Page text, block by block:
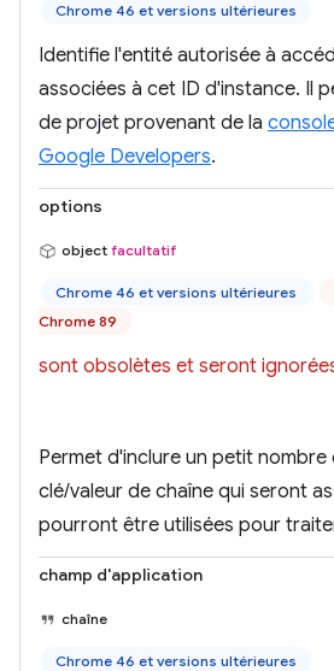
Chrome 46 et versions ultérieures
Identifie l'entité autorisée à
associées à cet ID d'instance. Il
de projet provenant de la
Google Developers.
options
object facultatif
Chrome 46 et versions ultérieures
Chrome 89
sont obsolètes et seront
Permet d'inclure un petit nombre
clé/valeur de chaîne qui seront
pourront être utilisées pour
champ d'application
chaîne
Chrome 46 et versions ultérieures